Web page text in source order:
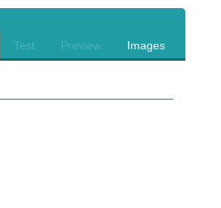
Test Preview Images